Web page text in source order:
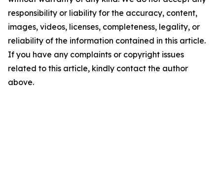
responsibility or liability for the accuracy, content,
images, videos, licenses, completeness, legality, or
reliability of the information contained in this article.
If you have any complaints or copyright issues
related to this article, kindly contact the author
above.